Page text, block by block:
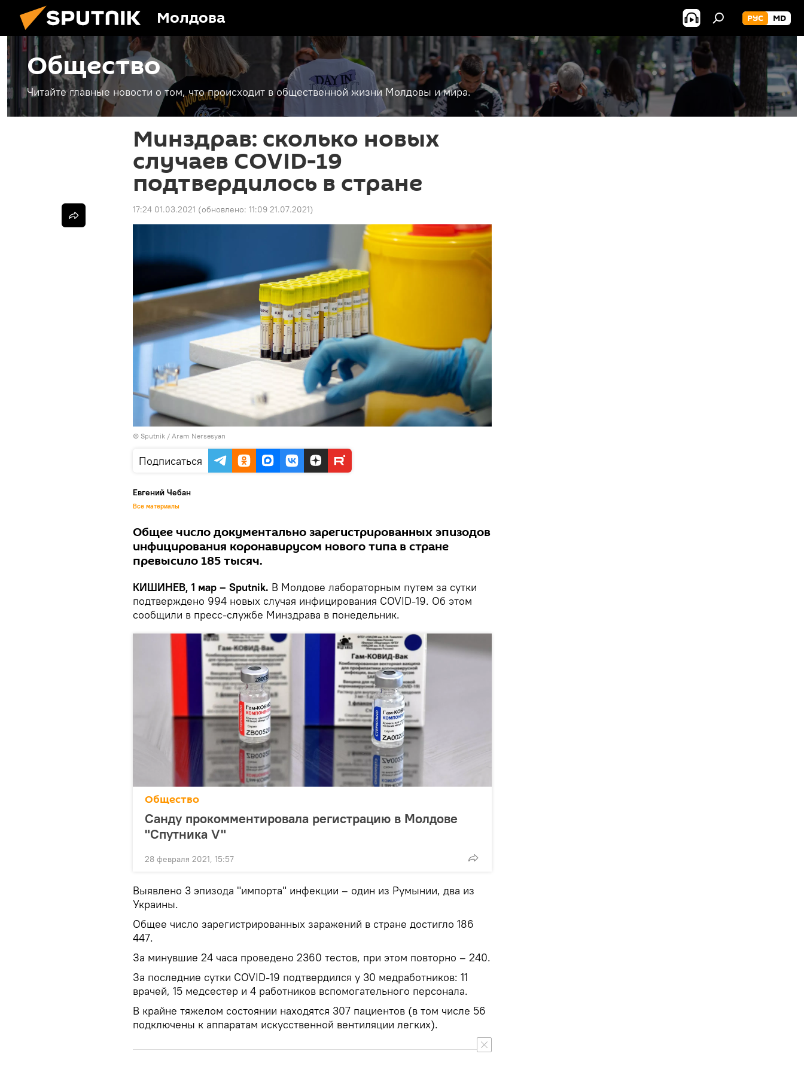
Молдова РУС MD
Общество
Читайте главные новости о том, что происходит в общественной жизни Молдовы и мира.
Минздрав: сколько новых
случаев COVID-19
подтвердилось в стране
17:24 01.03.2021 (обновлено: 11:09 21.07.2021)
© Sputnik / Aram Nersesyan
Подписаться
Евгений Чебан
Все материалы
Общее число документально зарегистрированных эпизодов
инфицирования коронавирусом нового типа в стране
превысило 185 тысяч.
КИШИНЕВ, 1 мар – Sputnik. В Молдове лабораторным путем за сутки
подтверждено 994 новых случая инфицирования COVID-19. Об этом
сообщили в пресс-службе Минздрава в понедельник.
Общество
Санду прокомментировала регистрацию в Молдове
"Спутника V"
28 февраля 2021, 15:57
Выявлено 3 эпизода "импорта" инфекции – один из Румынии, два из
Украины.
Общее число зарегистрированных заражений в стране достигло 186
447.
За минувшие 24 часа проведено 2360 тестов, при этом повторно – 240.
За последние сутки COVID-19 подтвердился у 30 медработников: 11
врачей, 15 медсестер и 4 работников вспомогательного персонала.
В крайне тяжелом состоянии находятся 307 пациентов (в том числе 56
подключены к аппаратам искусственной вентиляции легких).